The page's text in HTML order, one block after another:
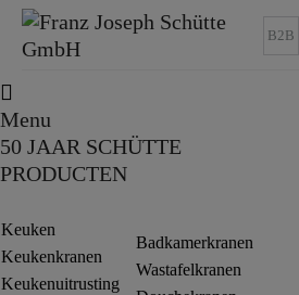
B2B
Menu
50 JAAR SCHÜTTE
PRODUCTEN
Keuken
Keukenkranen
Keukenuitrusting
Badkamerkranen
Wastafelkranen